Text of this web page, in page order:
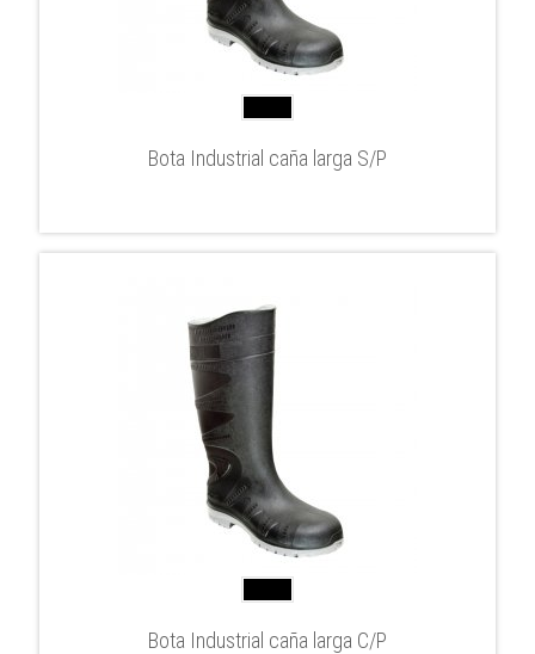
Bota Industrial caña larga S/P
Bota Industrial caña larga C/P